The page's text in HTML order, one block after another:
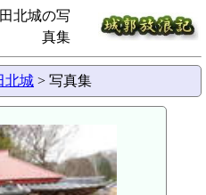
北城の写
真集
北城 > 写真集